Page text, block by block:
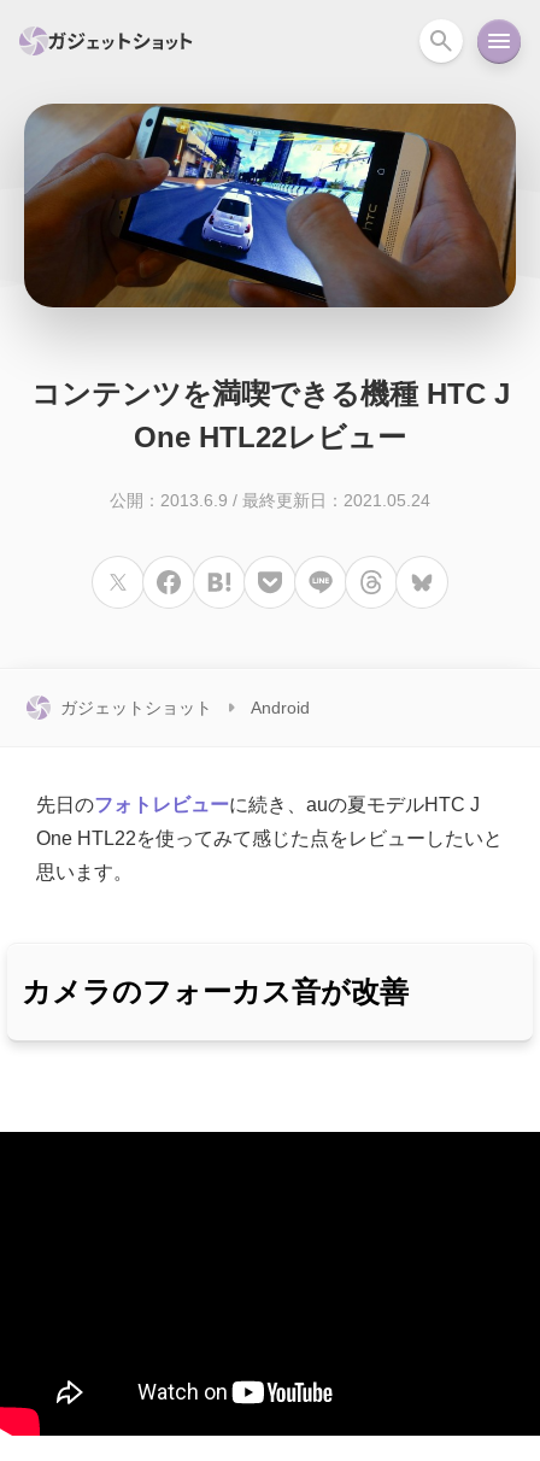
すべて スマホ PC関連 カメラ ウェア
スマートホーム アクションカメラ
回線 iPhone iPad Mac Android コラム
コンテンツを満喫できる機種 HTC J
One HTL22レビュー
公開：2013.6.9 / 最終更新日：2021.05.24
ガジェットショット Android
先日のフォトレビューに続き、auの夏モデルHTC J
One HTL22を使ってみて感じた点をレビューしたいと
思います。
カメラのフォーカス音が改善